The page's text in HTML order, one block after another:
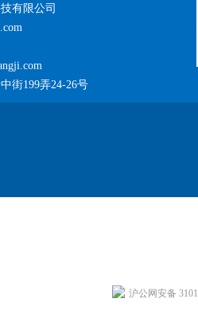
有限公司
街199弄24-26号
沪公网安备